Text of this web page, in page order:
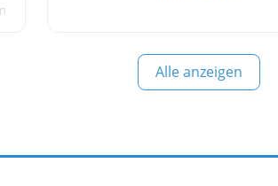
verschiedenen Dienstleistungen und
Unternehmensphilosophie von ASE
Alle anzeigen